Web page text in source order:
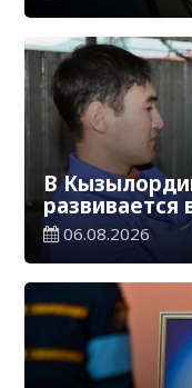
В
развивается
06.08.2026